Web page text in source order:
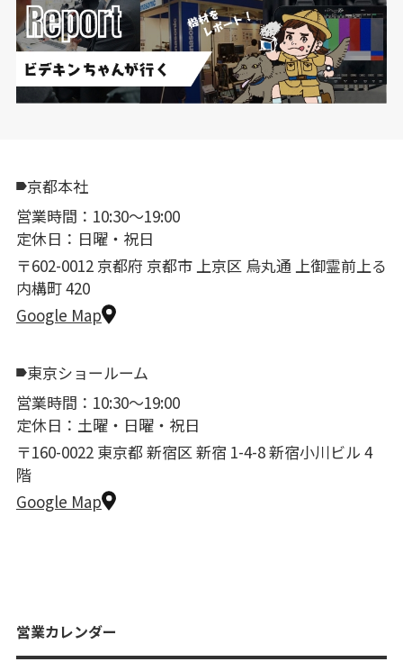
京都本社
営業時間：10:30〜19:00
定休日：日曜・祝日
〒602-0012 京都府 京都市 上京区 烏丸通 上御霊前上る
内構町 420
Google Map
東京ショールーム
営業時間：10:30〜19:00
定休日：土曜・日曜・祝日
〒160-0022 東京都 新宿区 新宿 1-4-8 新宿小川ビル 4
階
Google Map
営業カレンダー